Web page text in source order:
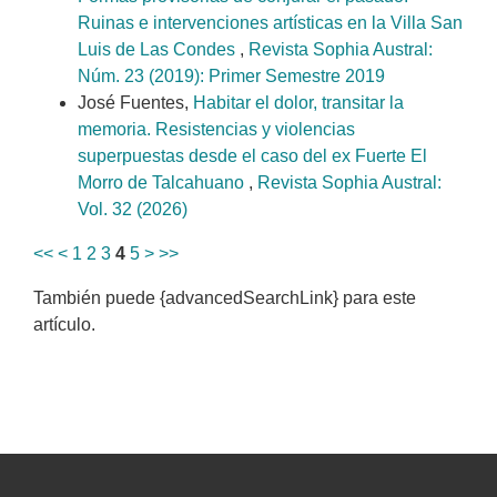
Ruinas e intervenciones artísticas en la Villa San
Luis de Las Condes , Revista Sophia Austral:
Núm. 23 (2019): Primer Semestre 2019
José Fuentes, Habitar el dolor, transitar la
memoria. Resistencias y violencias
superpuestas desde el caso del ex Fuerte El
Morro de Talcahuano , Revista Sophia Austral:
Vol. 32 (2026)
<< < 1 2 3 4 5 > >>
También puede {advancedSearchLink} para este
artículo.